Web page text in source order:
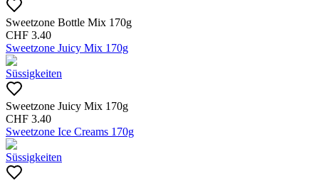
Sweetzone Bottle Mix 170g
CHF 3.40
Sweetzone Juicy Mix 170g
Süssigkeiten
Sweetzone Juicy Mix 170g
CHF 3.40
Sweetzone Ice Creams 170g
Süssigkeiten